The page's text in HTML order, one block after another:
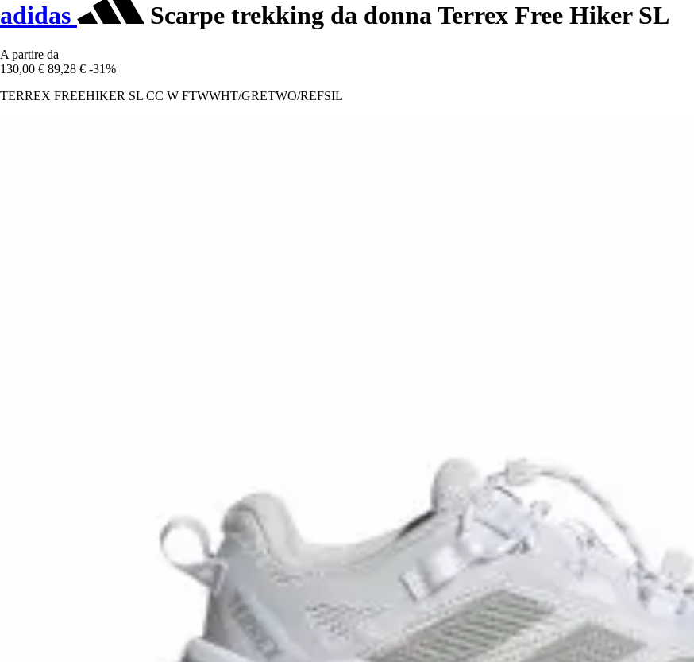
adidas Scarpe trekking da donna Terrex Free Hiker SL
A partire da
130,00 € 89,28 € -31%
TERREX FREEHIKER SL CC W FTWWHT/GRETWO/REFSIL